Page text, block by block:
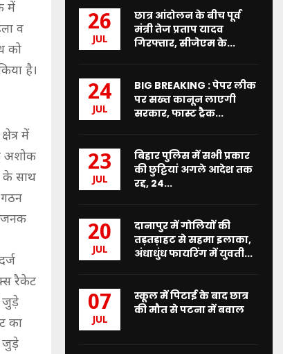
में
व
को
है।
में
अशोक
के साथ
रैकेट
जुड़े
का
जुड़े
26
JUL
छात्र आंदोलन के बीच पूर्व
मंत्री तेज प्रताप यादव
गिरफ्तार, सीजेएम के...
24
JUL
BIG BREAKING : पेपर लीक
पर सख्त कानून लाएगी
सरकार, फास्ट ट्रैक...
23
JUL
बिहार पुलिस में सभी प्रकार
की छुट्टियां अगले आदेश तक
रद्द, 24...
20
JUL
दानापुर में गोलियों की
तड़तड़ाहट से सहमा इलाका,
अंधाधुंध फायरिंग में युवती...
07
JUL
स्कूल में पिटाई के बाद छात्र
की मौत से पटना में बवाल